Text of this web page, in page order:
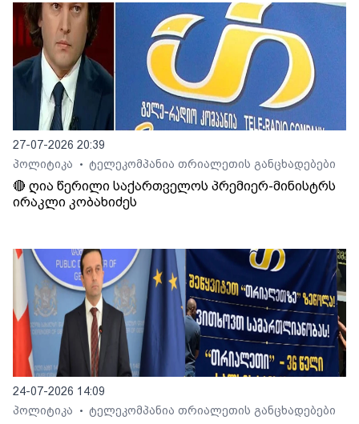
27-07-2026 20:39
პოლიტიკა
• ტელეკომპანია თრიალეთის განცხადებები
🔴 ღია წერილი საქართველოს პრემიერ-მინისტრს
ირაკლი კობახიძეს
24-07-2026 14:09
პოლიტიკა
• ტელეკომპანია თრიალეთის განცხადებები